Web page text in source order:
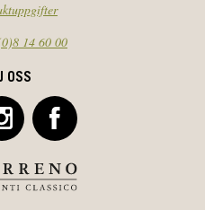
14 60 00
OSS